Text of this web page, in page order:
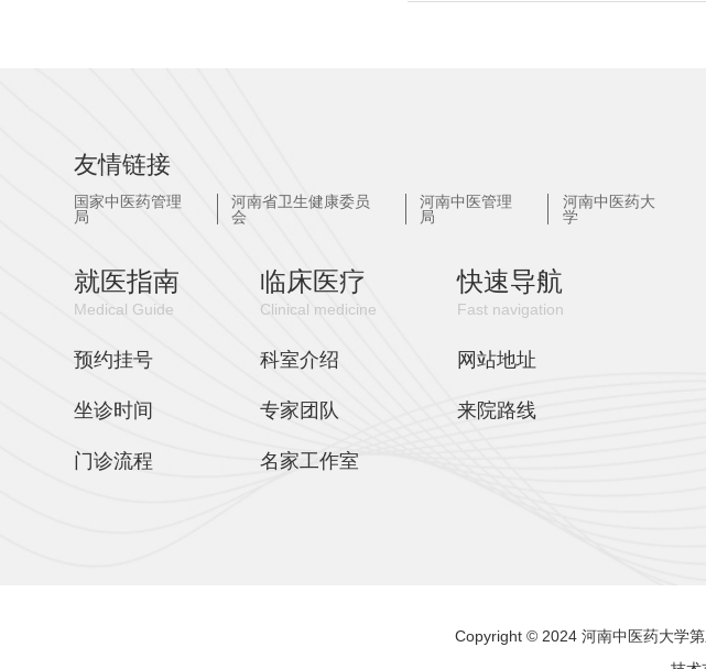
友情链接
国家中医药管理
局
河南省卫生健康委员
会
河南中医管理
局
河南中医药大
学
就医指南
Medical Guide
预约挂号
坐诊时间
门诊流程
临床医疗
Clinical medicine
科室介绍
专家团队
名家工作室
快速导航
Fast navigation
网站地址
来院路线
Copyright © 2024 河南中医药大学